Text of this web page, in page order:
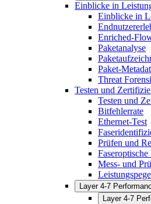
Einblicke in
Einblicke in
Enriched-
Paketanalyse
Paket-
Threat
Testen und
Testen und
Bitfehlerrate
Ethernet-Test
Prüfen und
Faseroptische
Mess- und
Layer 4-7
Layer 4-7